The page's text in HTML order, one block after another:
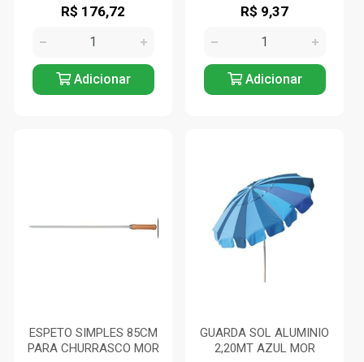
R$ 176,72
Adicionar
R$ 9,37
Adicionar
ESPETO SIMPLES 85CM
PARA CHURRASCO MOR
GUARDA SOL ALUMINIO
2,20MT AZUL MOR